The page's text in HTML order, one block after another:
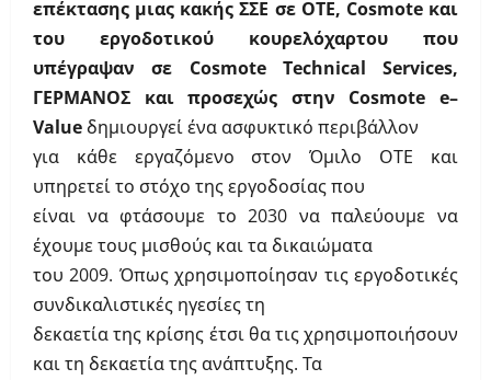
επέκτασης μιας κακής ΣΣΕ σε ΟΤΕ, Cosmoteκαι
του εργοδοτικού κουρελόχαρτου που
υπέγραψαν σε Cosmote Technical Services,
ΓΕΡΜΑΝΟΣ και προσεχώς στην Cosmote e–
Valueδημιουργεί ένα ασφυκτικό περιβάλλον
για κάθε εργαζόμενο στον Όμιλο ΟΤΕ και
υπηρετεί το στόχο της εργοδοσίας που
είναι να φτάσουμε το 2030 να παλεύουμε να
έχουμε τους μισθούς και τα δικαιώματα
του 2009. Όπως χρησιμοποίησαν τις εργοδοτικές
συνδικαλιστικές ηγεσίες τη
δεκαετία της κρίσης έτσι θα τις χρησιμοποιήσουν
και τη δεκαετία της ανάπτυξης. Τα